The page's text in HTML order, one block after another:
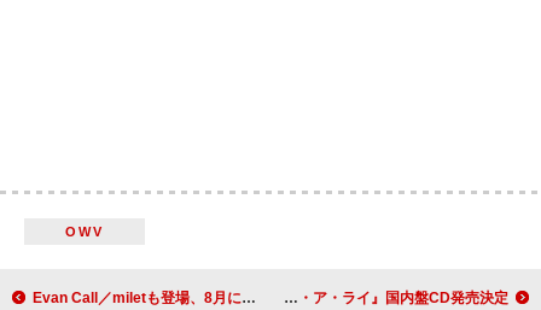
OWV
Evan Call／miletも登場、8月に『葬送のフリーレン』フィルムコンサート開催 モリッシー、ニューAL『メイクアップ・イズ・ア・ライ』国内盤CD発売決定